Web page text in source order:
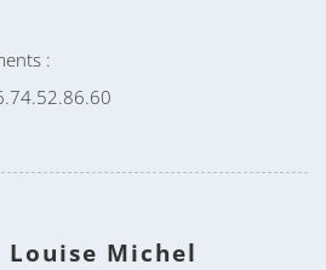
:
Louise Michel